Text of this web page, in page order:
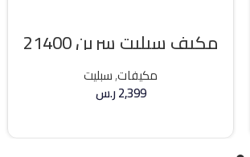
مكيف سبليت سرين 21400 وحده بارد
مكيفات,سبليت
2,399ر.س